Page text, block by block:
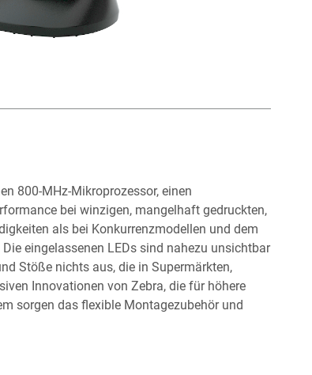
800-MHz-Mikroprozessor, einen
bei winzigen, mangelhaft gedruckten,
als bei Konkurrenzmodellen und dem
eingelassenen LEDs sind nahezu unsichtbar
Stöße nichts aus, die in Supermärkten,
Innovationen von Zebra, die für höhere
sorgen das flexible Montagezubehör und